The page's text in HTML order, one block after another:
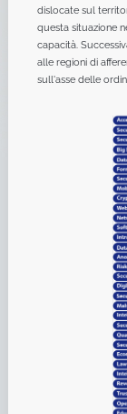
dislocate sul
questa situazione
capacità.
alle regioni di
sull'asse delle